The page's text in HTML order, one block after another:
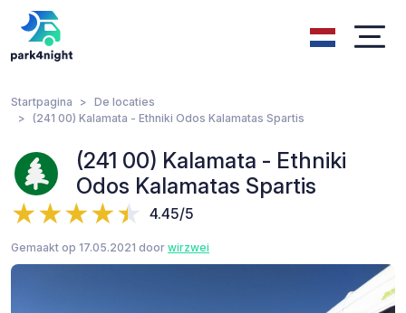
Startpagina
De locaties
(241 00) Kalamata - Ethniki Odos Kalamatas Spartis
(241 00) Kalamata - Ethniki
Odos Kalamatas Spartis
4.45/5
Gemaakt op 17.05.2021 door wirzwei